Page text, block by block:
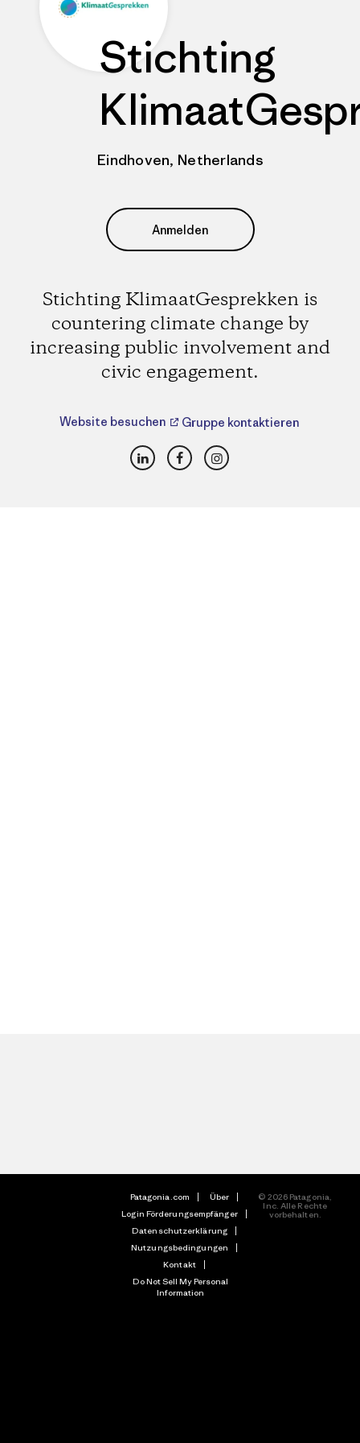
Stichting
Eindhoven, Netherlands
Anmelden
Stichting KlimaatGesprekken is
countering climate change by
increasing public involvement and
civic engagement.
Website besuchen Gruppe kontaktieren
LinkedInFacebookInstagram
Patagonia.com
Über
Login Förderungsempfänger
Datenschutzerklärung
Nutzungsbedingungen
Kontakt
Do Not Sell My Personal
Information
© 2026 Patagonia,
Inc. Alle Rechte
vorbehalten.